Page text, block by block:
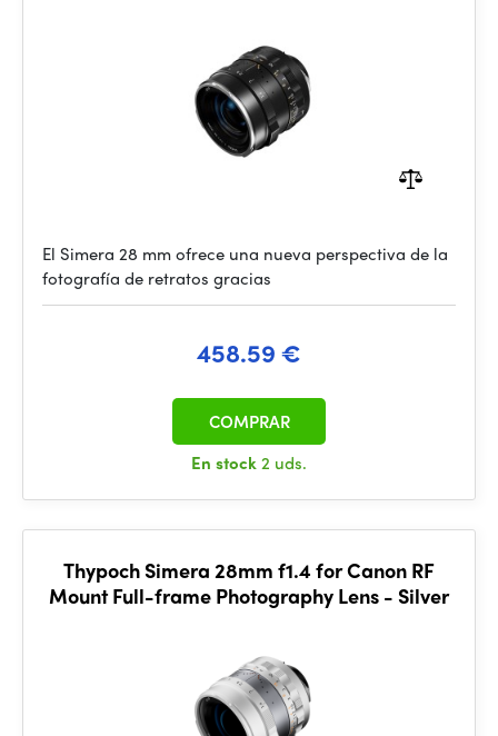
El Simera 28 mm ofrece una nueva perspectiva de la
fotografía de retratos gracias
458.59 €
En stock2 uds.
COMPRAR
Thypoch Simera 28mm f1.4 for Canon RF
Mount Full-frame Photography Lens - Silver